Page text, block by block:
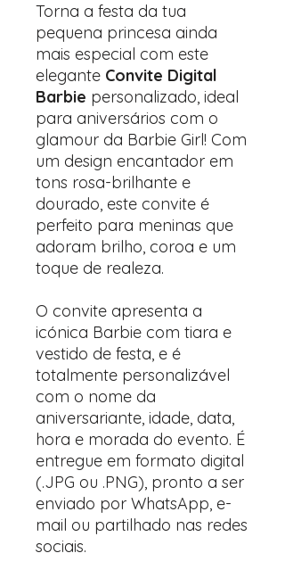
Torna a festa da tua
pequena princesa ainda
mais especial com este
elegante Convite Digital
Barbie personalizado, ideal
para aniversários com o
glamour da Barbie Girl! Com
um design encantador em
tons rosa-brilhante e
dourado, este convite é
perfeito para meninas que
adoram brilho, coroa e um
toque de realeza.
O convite apresenta a
icónica Barbie com tiara e
vestido de festa, e é
totalmente personalizável
com o nome da
aniversariante, idade, data,
hora e morada do evento. É
entregue em formato digital
(.JPG ou .PNG), pronto a ser
enviado por WhatsApp, e-
mail ou partilhado nas redes
sociais.